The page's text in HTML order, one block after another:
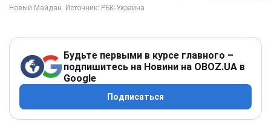
Будьте первыми в курсе главного –
подпишитесь на Новини на OBOZ.UA в
Google
Подписаться